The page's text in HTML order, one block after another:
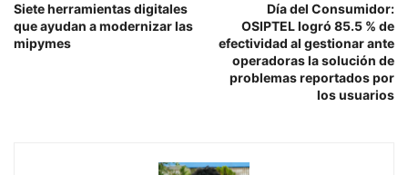
Siete herramientas digitales
que ayudan a modernizar las
mipymes
Día del Consumidor:
OSIPTEL logró 85.5 % de
efectividad al gestionar ante
operadoras la solución de
problemas reportados por
los usuarios